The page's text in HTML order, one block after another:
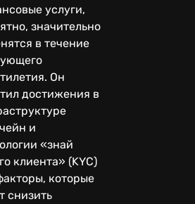
услуги,
значительно
в течение
Он
достижения в
и
«знай
клиента» (KYC)
которые
снизить